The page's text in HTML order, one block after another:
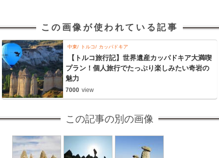
この画像が使われている記事
中東 トルコ カッパドキア
【トルコ旅行記】世界遺産カッパドキア大満喫
プラン！個人旅行でたっぷり楽しみたい奇岩の
魅力
7000 view
この記事の別の画像